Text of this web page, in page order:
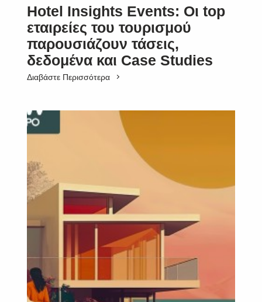
Hotel Insights Events: Οι top
εταιρείες του τουρισμού
παρουσιάζουν τάσεις,
δεδομένα και Case Studies
Διαβάστε Περισσότερα